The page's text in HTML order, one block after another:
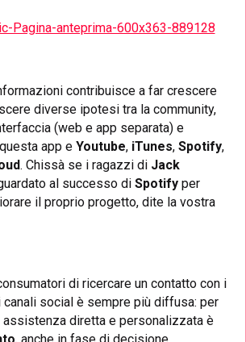
contribuisce a far crescere
diverse ipotesi tra la community,
(web e app separata) e
questa app eYoutube, iTunes,Spotify,
. Chissà se i ragazzi di Jack
al successo diSpotify per
il proprio progetto, dite la vostra
di ricercare un contatto con i
canali social è sempre più diffusa: per
diretta e personalizzata è